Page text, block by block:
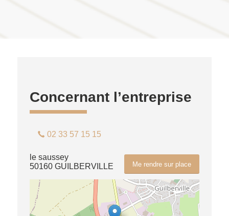
Concernant l’entreprise
02 33 57 15 15
Me rendre sur place
le saussey
50160 GUILBERVILLE